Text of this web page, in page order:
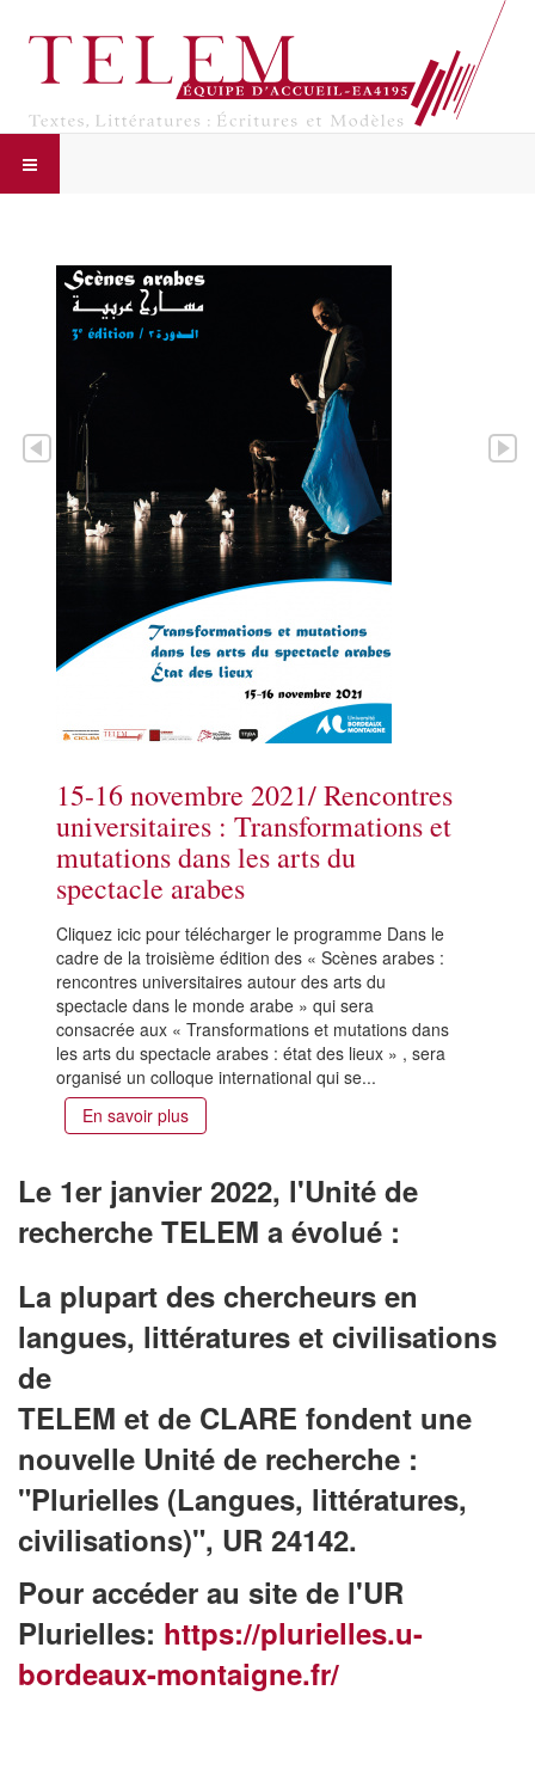
15-16 novembre 2021/ Rencontres
universitaires : Transformations et
mutations dans les arts du
spectacle arabes
Cliquez icic pour télécharger le programme Dans le
cadre de la troisième édition des « Scènes arabes :
rencontres universitaires autour des arts du
spectacle dans le monde arabe » qui sera
consacrée aux « Transformations et mutations dans
les arts du spectacle arabes : état des lieux » , sera
organisé un colloque international qui se...
En savoir plus
Le 1er janvier 2022, l'Unité de
recherche TELEM a évolué :
La plupart des chercheurs en
langues, littératures et civilisations
de
TELEM et de CLARE fondent une
nouvelle Unité de recherche :
"Plurielles (Langues, littératures,
civilisations)", UR 24142.
Pour accéder au site de l'UR
Plurielles: https://plurielles.u-
bordeaux-montaigne.fr/